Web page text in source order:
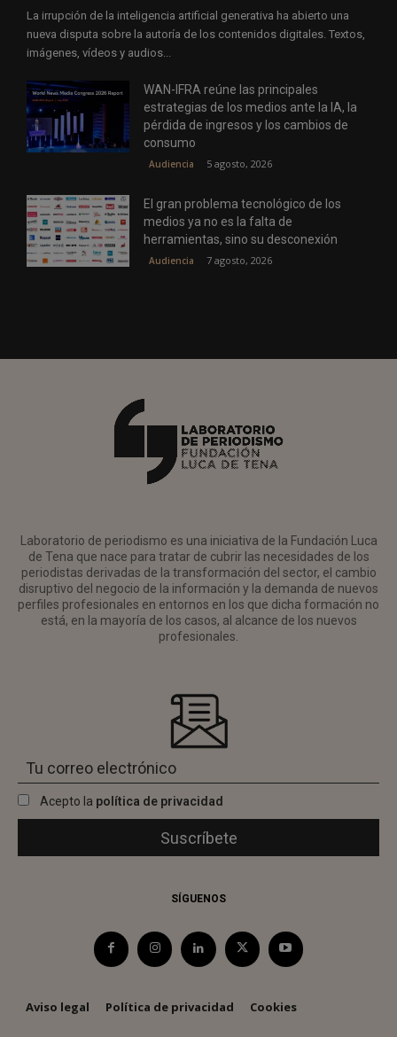
La irrupción de la inteligencia artificial generativa ha abierto una
nueva disputa sobre la autoría de los contenidos digitales. Textos,
imágenes, vídeos y audios...
WAN-IFRA reúne las principales
estrategias de los medios ante la IA, la
pérdida de ingresos y los cambios de
consumo
Audiencia 5 agosto, 2026
El gran problema tecnológico de los
medios ya no es la falta de
herramientas, sino su desconexión
Audiencia 7 agosto, 2026
Laboratorio de periodismo es una iniciativa de la Fundación Luca
de Tena que nace para tratar de cubrir las necesidades de los
periodistas derivadas de la transformación del sector, el cambio
disruptivo del negocio de la información y la demanda de nuevos
perfiles profesionales en entornos en los que dicha formación no
está, en la mayoría de los casos, al alcance de los nuevos
profesionales.
Acepto la política de privacidad
SÍGUENOS
Aviso legal Política de privacidad Cookies